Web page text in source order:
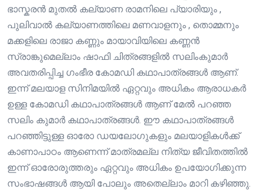
ഭാസ്കരൻ മുതൽ കല്യാണ രാമനിലെ പ്യാരിയും ,
പുലിവാൽ കല്യാണത്തിലെ മണവാളനും , തൊമ്മനും
മക്കളിലെ രാജാ കണ്ണും മായാവിയിലെ കണ്ണൻ
സ്രാങ്കുമെല്ലാം ഷാഫി ചിത്രങ്ങളിൽ സലിംകുമാർ
അവതരിപ്പിച്ച ഗംഭീര കോമഡി കഥാപാത്രങ്ങൾ ആണ്.
ഇന്ന് മലയാള സിനിമയിൽ ഏറ്റവും അധികം ആരാധകർ
ഉള്ള കോമഡി കഥാപാത്രങ്ങൾ ആണ് മേൽ പറഞ്ഞ
സലിം കുമാർ കഥാപാത്രങ്ങൾ. ഈ കഥാപാത്രങ്ങൾ
പറഞ്ഞിട്ടുള്ള ഓരോ ഡയലോഗുകളും മലയാളികൾക്ക്
കാണാപാഠം ആണെന്ന് മാത്രമല്ല നിത്യ ജീവിതത്തിൽ
ഇന്ന് ഓരോരുത്തരും ഏറ്റവും അധികം ഉപയോഗിക്കുന്ന
സംഭാഷങ്ങൾ ആയി പോലും അതെല്ലാം മാറി കഴിഞ്ഞു.